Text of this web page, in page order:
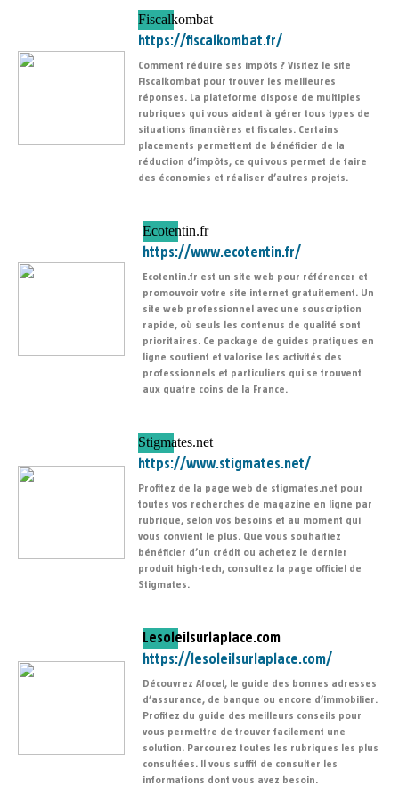
Fiscalkombat
https://fiscalkombat.fr/
Comment réduire ses impôts ? Visitez le site
Fiscalkombat pour trouver les meilleures
réponses. La plateforme dispose de multiples
rubriques qui vous aident à gérer tous types de
situations financières et fiscales. Certains
placements permettent de bénéficier de la
réduction d’impôts, ce qui vous permet de faire
des économies et réaliser d’autres projets.
Ecotentin.fr
https://www.ecotentin.fr/
Ecotentin.fr est un site web pour référencer et
promouvoir votre site internet gratuitement. Un
site web professionnel avec une souscription
rapide, où seuls les contenus de qualité sont
prioritaires. Ce package de guides pratiques en
ligne soutient et valorise les activités des
professionnels et particuliers qui se trouvent
aux quatre coins de la France.
Stigmates.net
https://www.stigmates.net/
Profitez de la page web de stigmates.net pour
toutes vos recherches de magazine en ligne par
rubrique, selon vos besoins et au moment qui
vous convient le plus. Que vous souhaitiez
bénéficier d’un crédit ou achetez le dernier
produit high-tech, consultez la page officiel de
Stigmates.
Lesoleilsurlaplace.com
https://lesoleilsurlaplace.com/
Découvrez Afocel, le guide des bonnes adresses
d’assurance, de banque ou encore d’immobilier.
Profitez du guide des meilleurs conseils pour
vous permettre de trouver facilement une
solution. Parcourez toutes les rubriques les plus
consultées. Il vous suffit de consulter les
informations dont vous avez besoin.